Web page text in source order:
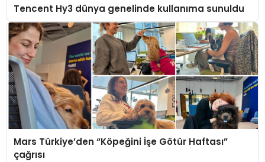
Tencent Hy3 dünya genelinde kullanıma sunuldu
Mars Türkiye’den “Köpeğini İşe Götür Haftası”
çağrısı